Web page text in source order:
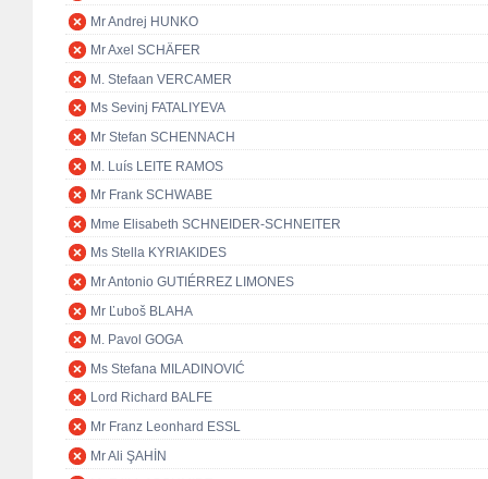
Mr Andrej HUNKO
Mr Axel SCHÄFER
M. Stefaan VERCAMER
Ms Sevinj FATALIYEVA
Mr Stefan SCHENNACH
M. Luís LEITE RAMOS
Mr Frank SCHWABE
Mme Elisabeth SCHNEIDER-SCHNEITER
Ms Stella KYRIAKIDES
Mr Antonio GUTIÉRREZ LIMONES
Mr Ľuboš BLAHA
M. Pavol GOGA
Ms Stefana MILADINOVIĆ
Lord Richard BALFE
Mr Franz Leonhard ESSL
Mr Ali ŞAHİN